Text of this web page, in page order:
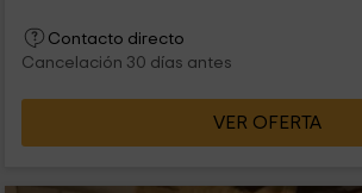
Contacto directo
Cancelación 30 días antes
VER OFERTA